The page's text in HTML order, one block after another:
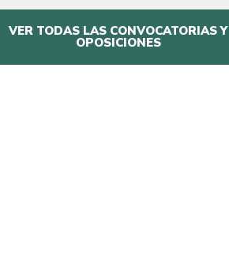
VER TODAS LAS CONVOCATORIAS Y
OPOSICIONES